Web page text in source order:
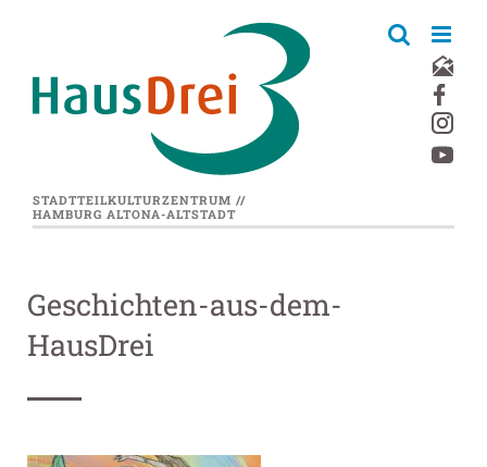
STADTTEILKULTURZENTRUM //
HAMBURG ALTONA-ALTSTADT
Geschichten-aus-dem-
HausDrei